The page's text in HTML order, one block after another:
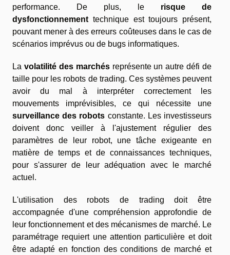
performance. De plus, le risque de
dysfonctionnement technique est toujours présent,
pouvant mener à des erreurs coûteuses dans le cas de
scénarios imprévus ou de bugs informatiques.
La volatilité des marchésreprésente un autre défi de
taille pour les robots de trading. Ces systèmes peuvent
avoir du mal à interpréter correctement les
mouvements imprévisibles, ce qui nécessite une
surveillance des robots constante. Les investisseurs
doivent donc veiller à l'ajustement régulier des
paramètres de leur robot, une tâche exigeante en
matière de temps et de connaissances techniques,
pour s'assurer de leur adéquation avec le marché
actuel.
L'utilisation des robots de trading doit être
accompagnée d'une compréhension approfondie de
leur fonctionnement et des mécanismes de marché. Le
paramétrage requiert une attention particulière et doit
être adapté en fonction des conditions de marché et